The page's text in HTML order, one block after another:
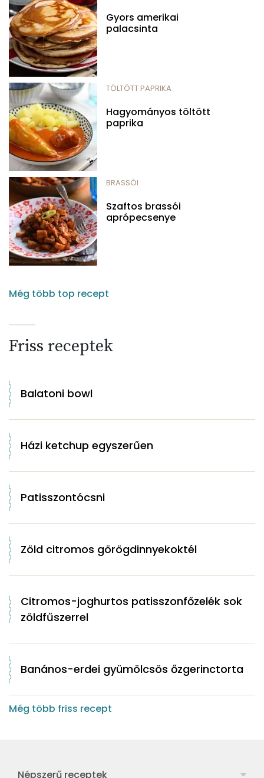
Gyors amerikai
palacsinta
TÖLTÖTT PAPRIKA
Hagyományos töltött
paprika
BRASSÓI
Szaftos brassói
aprópecsenye
Még több top recept
Friss receptek
Balatoni bowl
Házi ketchup egyszerűen
Patisszontócsni
Zöld citromos görögdinnyekoktél
Citromos-joghurtos patisszonfőzelék sok
zöldfűszerrel
Banános-erdei gyümölcsös őzgerinctorta
Még több friss recept
Népszerű receptek